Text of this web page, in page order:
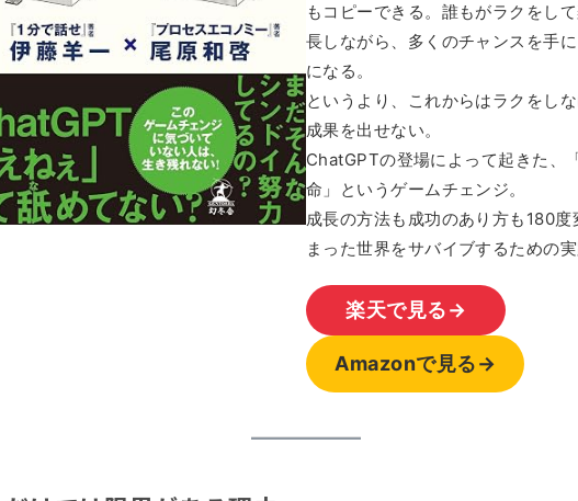
もコピーできる。誰もがラクをし
長しながら、多くのチャンスを手
になる。
というより、これからはラクをしな
成果を出せない。
ChatGPTの登場によって起きた、
命」というゲームチェンジ。
成長の方法も成功のあり方も180度
まった世界をサバイブするための実
楽天で見る→
Amazonで見る→